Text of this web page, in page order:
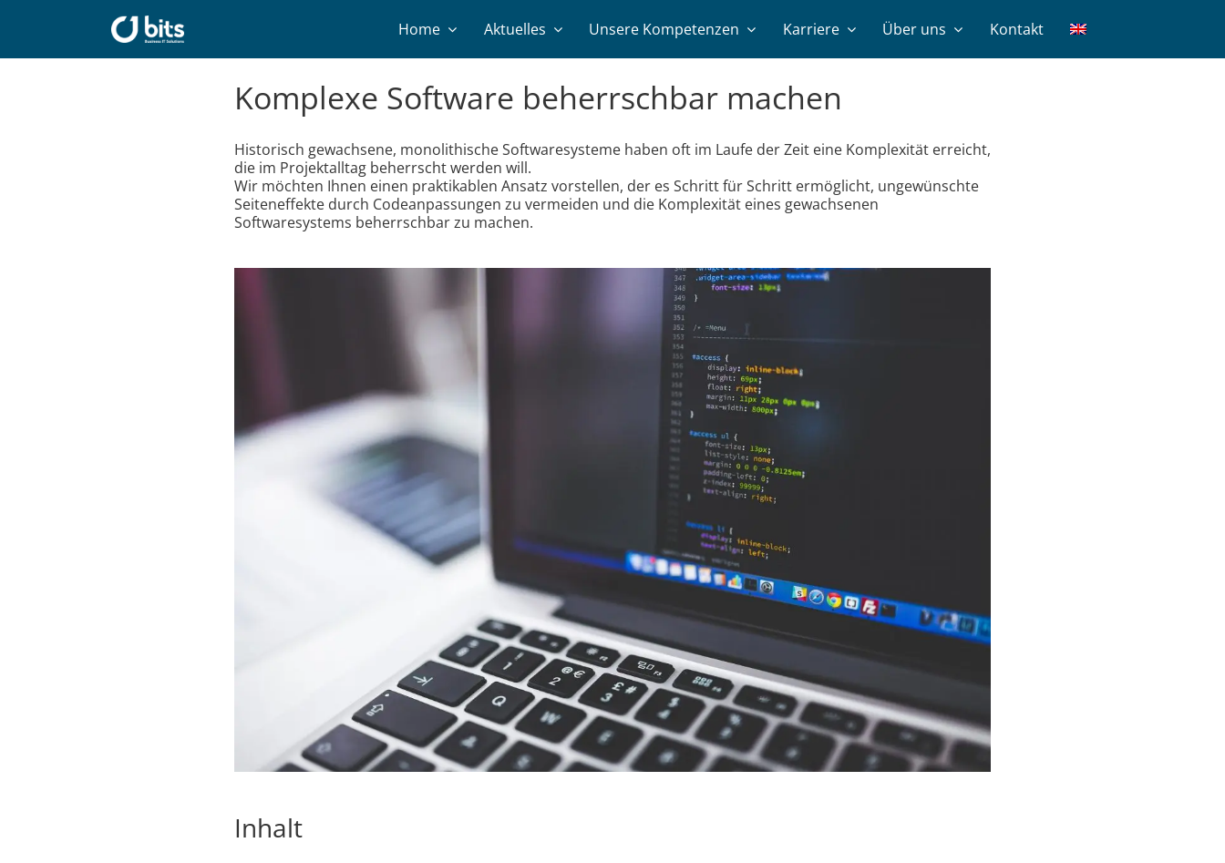
Home Aktuelles Unsere Kompetenzen Karriere Über uns Kontakt
Komplexe Soft­­ware be­­herrsch­­bar ma­­chen
Historisch gewachsene, monolithische Softwaresysteme haben oft im Laufe der Zeit eine Komplexität erreicht,
die im Projektalltag beherrscht werden will.
Wir möchten Ihnen einen praktikablen Ansatz vorstellen, der es Schritt für Schritt ermöglicht, ungewünschte
Seiteneffekte durch Codeanpassungen zu vermeiden und die Komplexität eines gewachsenen
Softwaresystems beherrschbar zu machen.
Inhalt